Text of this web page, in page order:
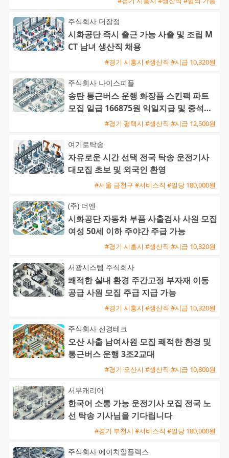
주식회사 더장정
시화공단 즉시 출근 가능 사출 및 조립 M
CT 남녀 생산직 채용
#경기 시흥시 #생산직 #시급 10,320원
주식회사 나이스피플
송탄 통근버스 운행 화장품 스킨팩 파트
모집 일급 166875원 익일지급 및 중석식
#경기 평택시 #생산직 #시급 12,500원
여기로탁송
자유로운 시간 선택 전국 탁송 운전기사
대모집 초보 및 외국인 환영
#서울 금천구 #서비스직 #일당 180,000원
(주) 더엔
시화공단 자동차 부품 사출검사 사원 모집
여성 50세 이하 주야간 주급 가능
#경기 시흥시 #생산직 #시급 10,320원
서광시스템 주식회사
쾌적한 실내 환경 주간고정 부자재 이동
공급 사원 모집 주급 지급 가능
#경기 시흥시 #생산직 #시급 10,320원
주식회사 선경테크
오산 사출 남여사원 모집 쾌적한 환경 및
통근버스 운행 3조2교대
#경기 오산시 #생산직 #시급 10,800원
서부캐리어
한국어 소통 가능 운전기사 모집 전국 노
선 탁송 기사님을 기다립니다
#경기 부천시 #서비스직 #일당 180,000원
주식회사 에이치알플렉스